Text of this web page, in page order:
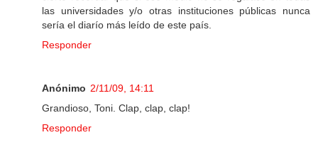
las universidades y/o otras instituciones públicas nunca
sería el diarío más leído de este país.
Responder
Anónimo 2/11/09, 14:11
Grandioso, Toni. Clap, clap, clap!
Responder